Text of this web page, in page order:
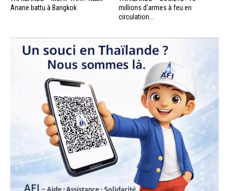
Anane battu à Bangkok
millions d’armes à feu en
circulation...